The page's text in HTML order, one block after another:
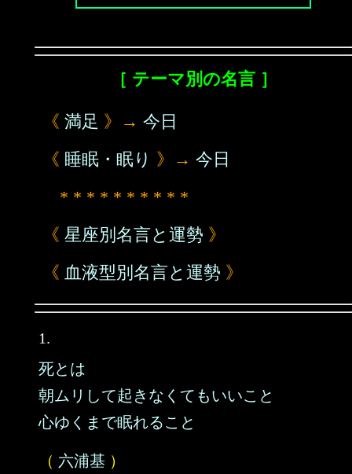
［ テーマ別の名言 ］
《 満足 》→ 今日
《 睡眠・眠り 》→ 今日
* * * * * * * * * *
《 星座別名言と運勢 》
《 血液型別名言と運勢 》
1.
死とは
朝ムリして起きなくてもいいこと
心ゆくまで眠れること
（ 六浦基 ）